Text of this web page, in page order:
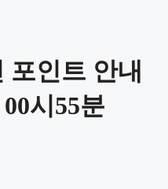
포인트 안내
시55분